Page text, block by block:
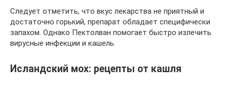
Следует отметить, что вкус лекарства не приятный и
достаточно горький, препарат обладает специфически
запахом. Однако Пектолван помогает быстро излечить
вирусные инфекции и кашель.
Исландский мох: рецепты от кашля